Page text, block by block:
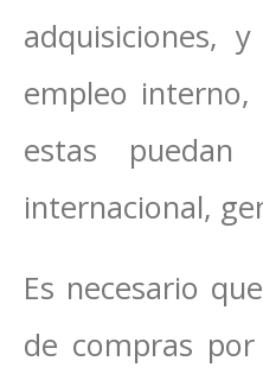
adquisiciones,
empleo
estas
internacional,
Es necesario
de compras